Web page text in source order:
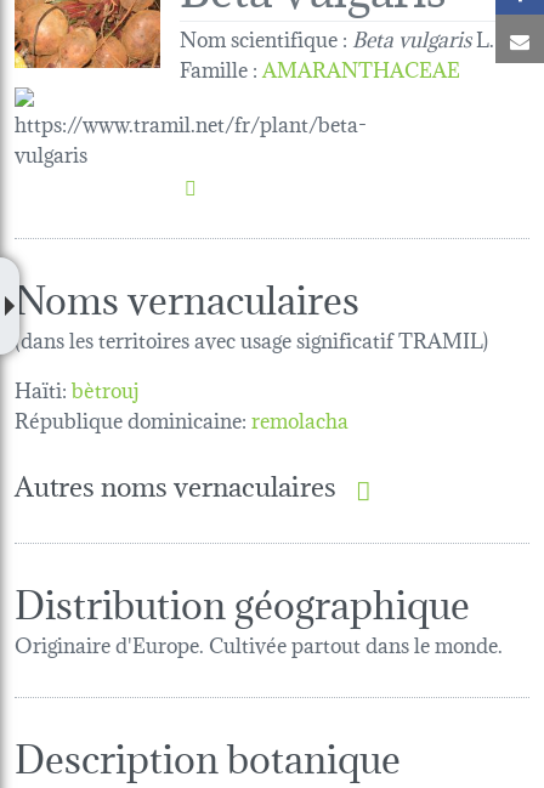
Nom scientifique : Beta vulgarisL.
Famille:AMARANTHACEAE
Noms vernaculaires
(dans les territoires avec usage significatif TRAMIL)
Haïti:bètrouj
République dominicaine:remolacha
Autres noms vernaculaires
Distribution géographique
Originaire d'Europe. Cultivée partout dans le monde.
Description botanique